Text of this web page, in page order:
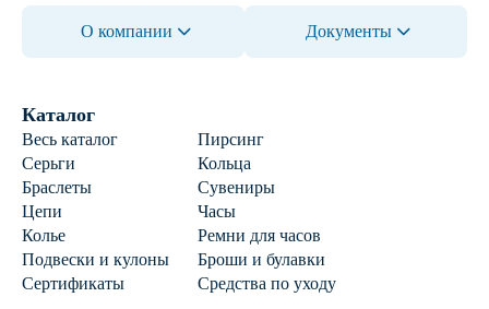
О компании Документы
Каталог
Весь каталог
Пирсинг
Серьги
Кольца
Браслеты
Сувениры
Цепи
Часы
Колье
Ремни для часов
Подвески и кулоны
Броши и булавки
Сертификаты
Средства по уходу